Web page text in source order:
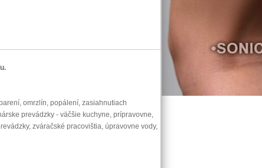
omrzlín, popálení, zasiahnutiach
prevádzky - väčšie kuchyne, prípravovne,
zváračské pracovištia, úpravovne vody,